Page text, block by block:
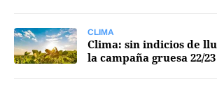
CLIMA
Clima: sin indicios de
la campaña gruesa 22/23